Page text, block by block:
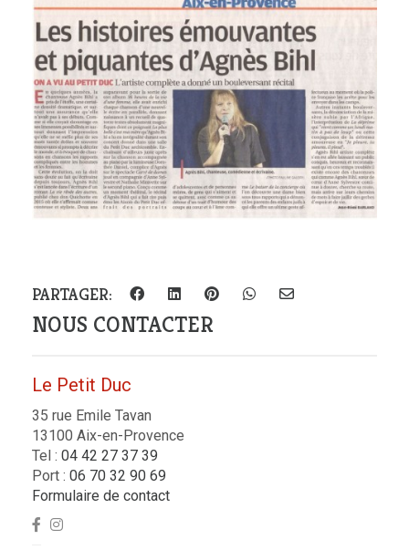
PARTAGER:
NOUS CONTACTER
Le Petit Duc
35 rue Emile Tavan
13100 Aix-en-Provence
Tel : 04 42 27 37 39
Port : 06 70 32 90 69
Formulaire de contact